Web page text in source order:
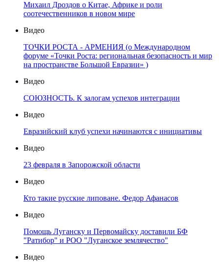
Михаил Дроздов о Китае, Африке и роли
соотечественников в новом мире
Видео
ТОЧКИ РОСТА - АРМЕНИЯ (о Международном
форуме «Точки Роста: региональная безопасность и мир
на пространстве Большой Евразии» )
Видео
СОЮЗНОСТЬ. К залогам успехов интеграции
Видео
Евразийский клуб успехи начинаются с инициативы
Видео
23 февраля в Запорожской области
Видео
Кто такие русские липоване. Федор Афанасов
Видео
Помощь Луганску и Первомайску доставили БФ
"Ратибор" и РОО "Луганское землячество"
Видео